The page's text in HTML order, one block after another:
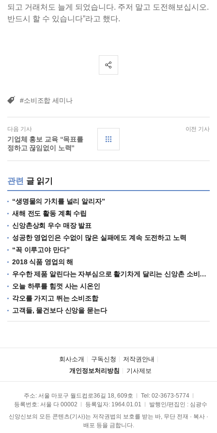
되고 거래처도 늘게 되었습니다. 주저 말고 도전해보십시오.
반드시 할 수 있습니다”라고 했다.
#소비조합 세미나
다음 기사
기업체 홍보 교육 “목표를
정하고 끊임없이 노력”
이전 기사
관련 글 읽기
“생명물의 가치를 널리 알리자”
새해 전도 활동 계획 수립
신앙촌상회 우수 매장 발표
성공한 영업인은 수없이 많은 실패에도 계속 도전하고 노력
“꼭 이루고야 만다”
2018 식품 영업의 해
우수한 제품 알린다는 자부심으로 활기차게 달리는 신앙촌 소비조합
오늘 하루를 힘껏 사는 시온인
각오를 가지고 뛰는 소비조합
고객들, 물건보다 신앙을 묻는다
회사소개 구독신청
저작권안내
개인정보처리방침
기사제보
주소: 서울 마포구 월드컵로36길 18, 609호 Tel: 02-3673-5774
등록번호: 서울 다 00002
등록일자: 1964.01.01
발행인/편집인 : 심광수
신앙신보의 모든 콘텐츠(기사)는 저작권법의 보호를 받는 바, 무단 전재 · 복사 ·
배포 등을 금합니다.